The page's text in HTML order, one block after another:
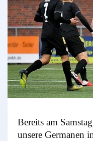
Bereits am
unsere Germanen